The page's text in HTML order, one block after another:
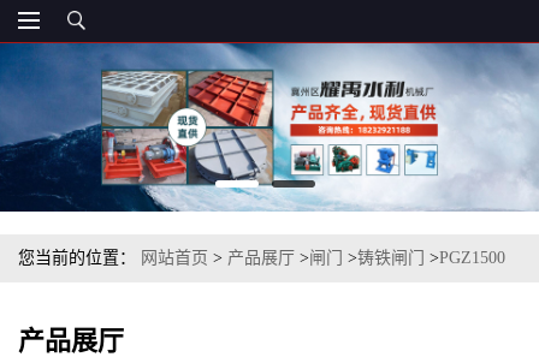
您当前的位置： 网站首页 > 产品展厅 >闸门 >铸铁闸门 >PGZ1500
产品展厅